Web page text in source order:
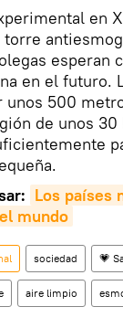
en
torre
esperan
en el futuro.
unos 500
de unos
Los países
mundo
sociedad 💗
aire limpio